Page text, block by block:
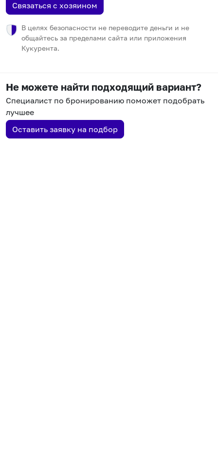
Связаться с хозяином
В целях безопасности не переводите деньги и не
общайтесь за пределами сайта или приложения
Кукурента.
Не можете найти подходящий вариант?
Специалист по бронированию поможет подобрать
лучшее
Оставить заявку на подбор